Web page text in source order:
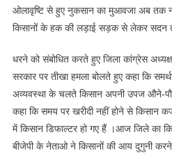
ओलावृष्टि से हुए नुकसान का मुआवजा अब तक
किसानों के हक की लड़ाई सड़क से लेकर सदन
धरने को संबोधित करते हुए जिला कांग्रेस
सरकार पर तीखा हमला बोलते हुए कहा कि
अव्यवस्था के चलते किसान अपनी उपज औने-
कहा कि समय पर खरीदी नहीं होने से किसान
में किसान डिफाल्टर हो गए हैं ।आज जिले का
बीजेपी के नेताओ ने किसानों की आय दुगुनी